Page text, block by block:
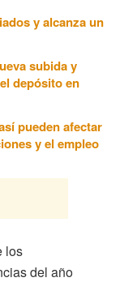
y alcanza un
subida y
depósito en
pueden afectar
y el empleo
los
del año